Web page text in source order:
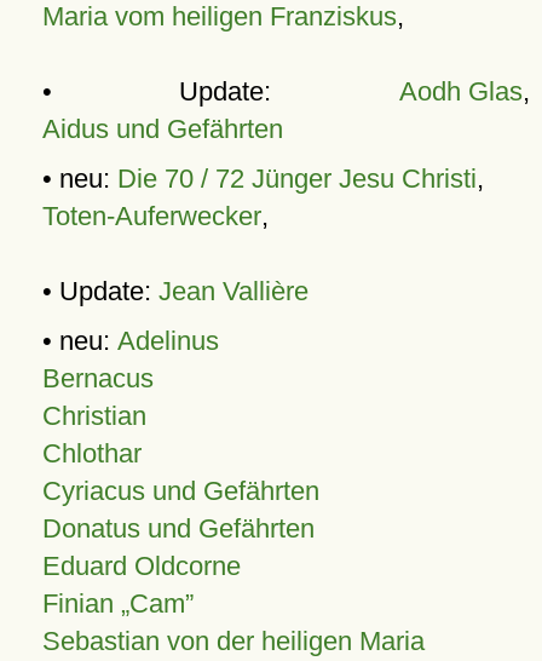
Maria vom heiligen Franziskus,
• Update: Aodh Glas,
Aidus und Gefährten
• neu: Die 70 / 72 Jünger Jesu Christi,
Toten-Auferwecker,
• Update: Jean Vallière
• neu: Adelinus
Bernacus
Christian
Chlothar
Cyriacus und Gefährten
Donatus und Gefährten
Eduard Oldcorne
Finian Cam
Sebastian von der heiligen Maria